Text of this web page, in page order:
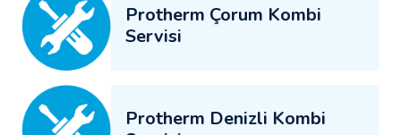
Protherm Çorum Kombi
Servisi
Protherm Denizli Kombi